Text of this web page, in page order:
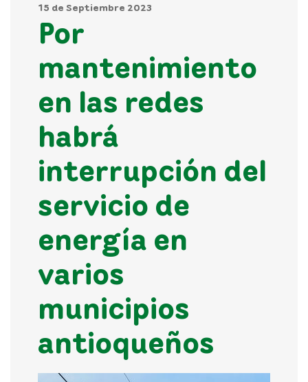
15 de Septiembre 2023
Por
mantenimiento
en las redes
habrá
interrupción del
servicio de
energía en
varios
municipios
antioqueños